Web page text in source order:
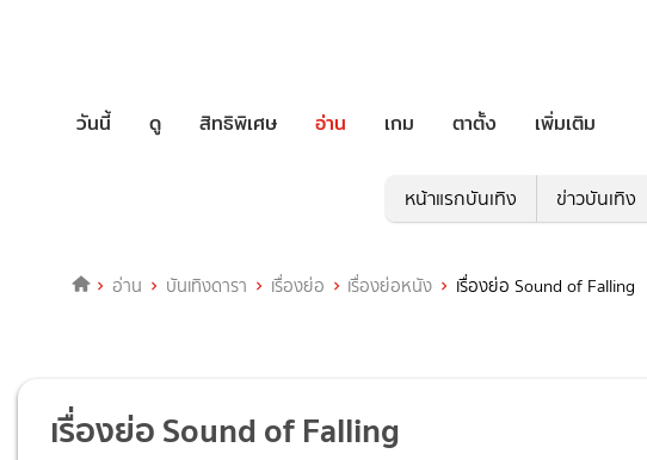
วันนี้ ดู สิทธิพิเศษ อ่าน เกม ตาตั้ง เพิ่มเติม
หน้าแรกบันเทิง ข่าวบันเทิง
อ่าน บันเทิงดารา เรื่องย่อ เรื่องย่อหนัง เรื่องย่อ Sound of Falling
เรื่องย่อ Sound of Falling